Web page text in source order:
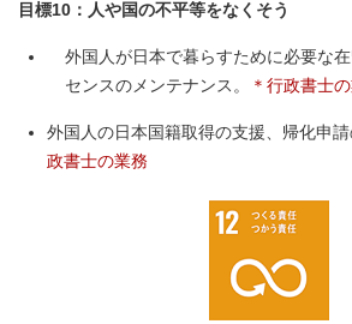
目標10：人や国の不平等をなくそう
外国人が日本で暮らすために必要な
センスのメンテナンス。
＊行政書士
外国人の日本国籍取得の支援、帰化申請
政書士の業務